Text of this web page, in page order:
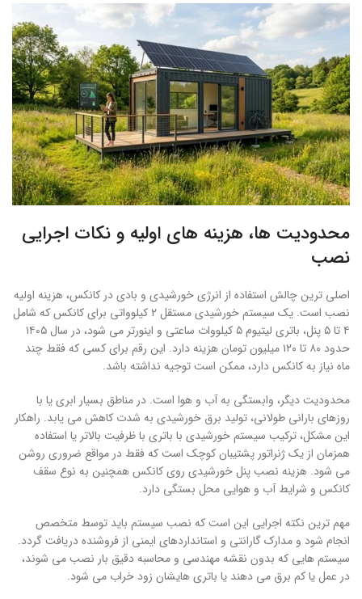
محدودیت ها، هزینه های اولیه و نکات اجرایی
نصب
اصلی ترین چالش استفاده از انرژی خورشیدی و بادی در کانکس، هزینه اولیه
نصب است. یک سیستم خورشیدی مستقل ۲ کیلوواتی برای کانکس که شامل
۴ تا ۵ پنل، باتری لیتیوم ۵ کیلووات ساعتی و اینورتر می شود، در سال ۱۴۰۵
حدود ۸۰ تا ۱۲۰ میلیون تومان هزینه دارد. این رقم برای کسی که فقط چند
ماه نیاز به کانکس دارد، ممکن است توجیه نداشته باشد.
محدودیت دیگر، وابستگی به آب و هوا است. در مناطق بسیار ابری یا با
روزهای بارانی طولانی، تولید برق خورشیدی به شدت کاهش می یابد. راهکار
این مشکل، ترکیب سیستم خورشیدی با باتری با ظرفیت بالاتر یا استفاده
همزمان از یک ژنراتور پشتیبان کوچک است که فقط در مواقع ضروری روشن
می شود. هزینه نصب پنل خورشیدی روی کانکس همچنین به نوع سقف
کانکس و شرایط آب و هوایی محل بستگی دارد.
مهم ترین نکته اجرایی این است که نصب سیستم باید توسط متخصص
انجام شود و مدارک گارانتی و استانداردهای ایمنی از فروشنده دریافت گردد.
سیستم هایی که بدون نقشه مهندسی و محاسبه دقیق بار نصب می شوند،
در عمل یا کم برق می دهند یا باتری هایشان زود خراب می شود.